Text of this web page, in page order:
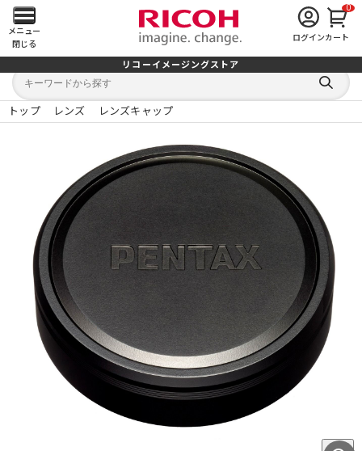
メ
イ
ン
メ
を
開
く
メニュー
閉じる
ログイン
0
カート
リコーイメージングストア
キ
ワ
ー
キ
検
索
る
トップ レンズ レンズキャップ